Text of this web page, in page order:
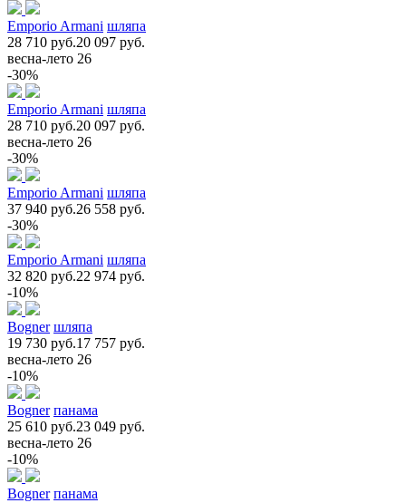
Emporio Armani шляпа
28 710 руб.20 097 руб.
весна-лето 26
-30%
Emporio Armani шляпа
28 710 руб.20 097 руб.
весна-лето 26
-30%
Emporio Armani шляпа
37 940 руб.26 558 руб.
-30%
Emporio Armani шляпа
32 820 руб.22 974 руб.
-10%
Bogner шляпа
19 730 руб.17 757 руб.
весна-лето 26
-10%
Bogner панама
25 610 руб.23 049 руб.
весна-лето 26
-10%
Bogner панама